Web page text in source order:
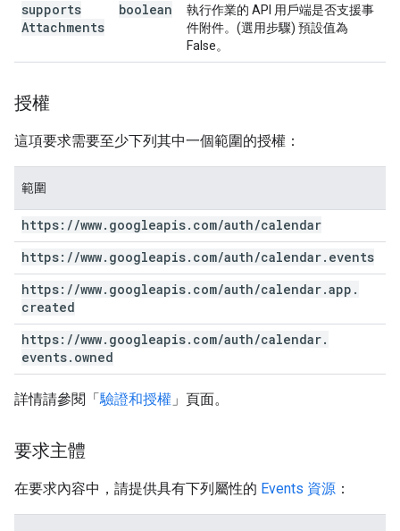
supports
Attachments
boolean
執行作業的 API 用戶端是否支援事
件附件。(選用步驟) 預設值為
False。
授權
這項要求需要至少下列其中一個範圍的授權：
範圍
https: //www. googleapis. com/auth/calendar
https: //www. googleapis. com/auth/calendar. events
https: //www. googleapis. com/auth/calendar.app .
created
https: //www. googleapis. com/auth/calendar.
events. owned
詳情請參閱「驗證和授權 」頁面。
要求主體
在要求內容中，請提供具有下列屬性的 Events 資源 ：